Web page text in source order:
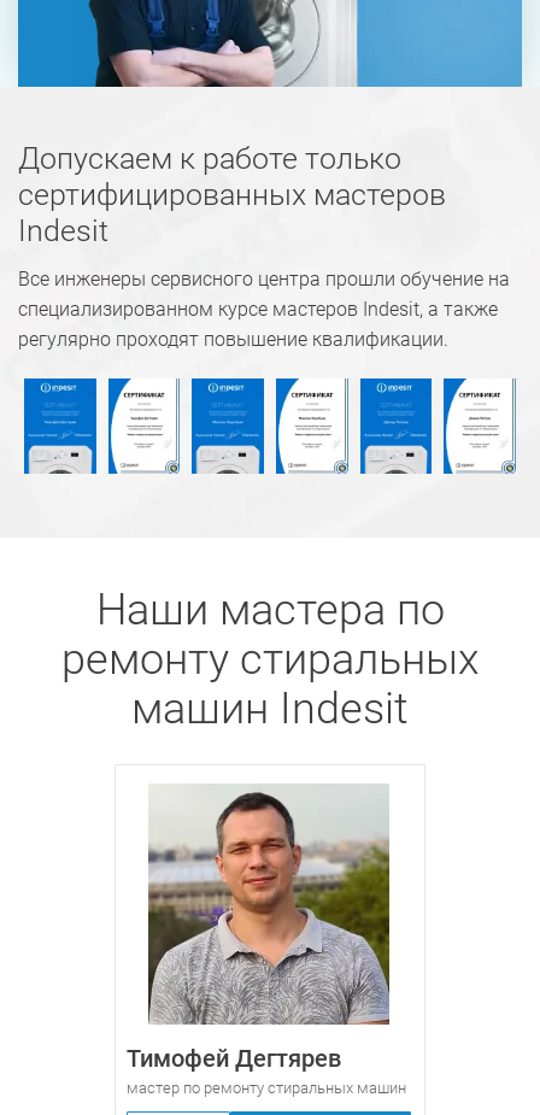
Допускаем к работе только
сертифицированных мастеров
Indesit
Все инженеры сервисного центра прошли обучение на
специализированном курсе мастеров Indesit, а также
регулярно проходят повышение квалификации.
Наши мастера по
ремонту стиральных
машин Indesit
Тимофей Дегтярев
мастер по ремонту стиральных машин